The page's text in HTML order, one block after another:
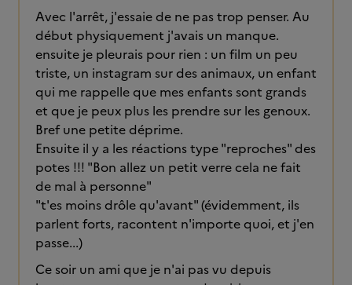
Avec l'arrêt, j'essaie de ne pas trop penser. Au
début physiquement j'avais un manque.
ensuite je pleurais pour rien : un film un peu
triste, un instagram sur des animaux, un enfant
qui me rappelle que mes enfants sont grands
et que je peux plus les prendre sur les genoux.
Bref une petite déprime.
Ensuite il y a les réactions type "reproches" des
potes !!! "Bon allez un petit verre cela ne fait
de mal à personne"
"t'es moins drôle qu'avant" (évidemment, ils
parlent forts, racontent n'importe quoi, et j'en
passe...)
Ce soir un ami que je n'ai pas vu depuis